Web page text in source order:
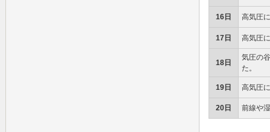
16日 高気圧
17日 高気圧
18日
気圧の
た。
19日 高気圧
20日 前線や